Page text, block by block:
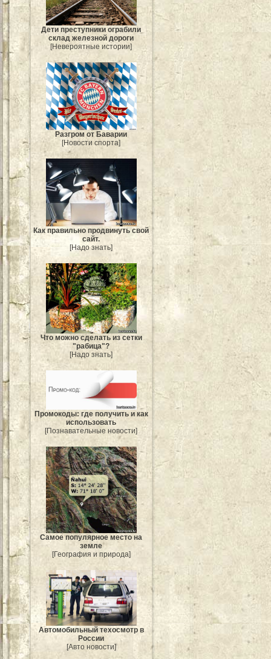
Дети преступники ограбили
склад железной дороги
[Невероятные истории]
Разгром от Баварии
[Новости спорта]
Как правильно продвинуть свой
сайт.
[Надо знать]
Что можно сделать из сетки
"рабица"?
[Надо знать]
Промокоды: где получить и как
использовать
[Познавательные новости]
Самое популярное место на
земле
[География и природа]
Автомобильный техосмотр в
России
[Авто новости]